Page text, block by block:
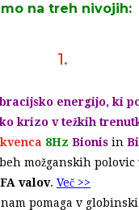
na treh nivojih:
1.
energijo, ki
krizo v težkih
8Hz Bionis in
možganskih polovic
valov. Več >>
nam pomaga v